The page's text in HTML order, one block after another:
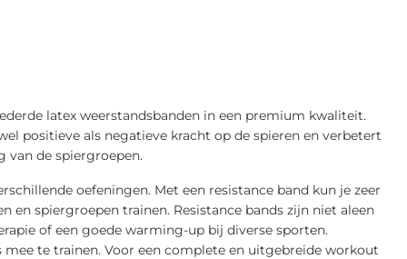
latex weerstandsbanden in een premium kwaliteit.
positieve als negatieve kracht op de spieren en verbetert
van de spiergroepen.
oefeningen. Met een resistance band kun je zeer
en spiergroepen trainen. Resistance bands zijn niet aleen
of een goede warming-up bij diverse sporten.
te trainen. Voor een complete en uitgebreide workout